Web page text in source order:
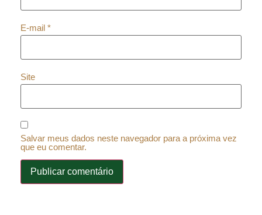
E-mail *
Site
Salvar meus dados neste navegador para a próxima vez
que eu comentar.